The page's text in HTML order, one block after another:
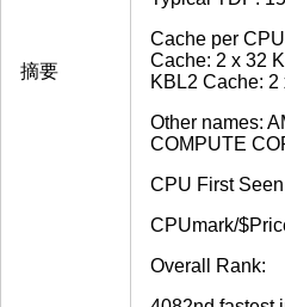
摘要
Cache per
Cache: 2 x 32
KBL2 Cache: 2
Other names:
COMPUTE
CPU First
CPUmark/
Overall Rank: